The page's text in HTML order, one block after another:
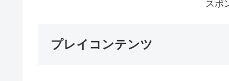
スポ
プレイコンテンツ